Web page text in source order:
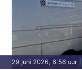
29 juni 2026, 6:56 uur